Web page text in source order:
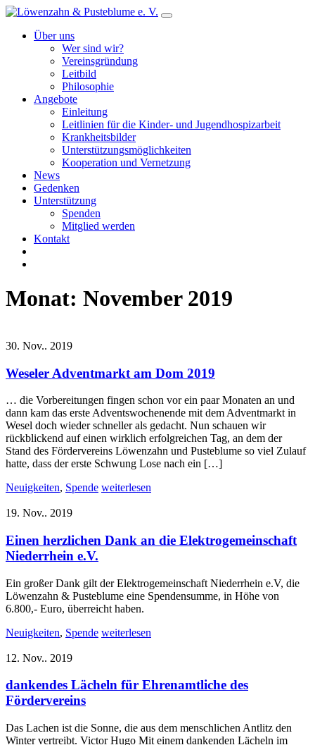
Über uns
Wer sind wir?
Vereinsgründung
Leitbild
Philosophie
Angebote
Einleitung
Leitlinien für die Kinder- und Jugendhospizarbeit
Krankheitsbilder
Unterstützungsmöglichkeiten
Kooperation und Vernetzung
News
Gedenken
Unterstützung
Spenden
Mitglied werden
Kontakt
Monat: November 2019
30. Nov.. 2019
Weseler Adventmarkt am Dom 2019
… die Vorbereitungen fingen schon vor ein paar Monaten an und
dann kam das erste Adventswochenende mit dem Adventmarkt in
Wesel doch wieder schneller als gedacht. Nun schauen wir
rückblickend auf einen wirklich erfolgreichen Tag, an dem der
Stand des Fördervereins Löwenzahn und Pusteblume so viel Zulauf
hatte, dass der erste Schwung Lose nach ein […]
Neuigkeiten, Spende weiterlesen
19. Nov.. 2019
Einen herzlichen Dank an die Elektrogemeinschaft
Niederrhein e.V.
Ein großer Dank gilt der Elektrogemeinschaft Niederrhein e.V, die
Löwenzahn & Pusteblume eine Spendensumme, in Höhe von
6.800,- Euro, überreicht haben.
Neuigkeiten, Spende weiterlesen
12. Nov.. 2019
dankendes Lächeln für Ehrenamtliche des
Fördervereins
Das Lachen ist die Sonne, die aus dem menschlichen Antlitz den
Winter vertreibt. Victor Hugo Mit einem dankenden Lächeln im